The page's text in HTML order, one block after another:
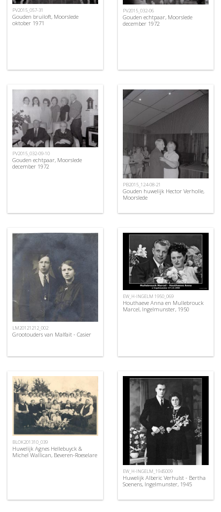
PV2015_057-31
Gouden bruiloft, Moorslede
oktober 1971
PV2015_032-06
Gouden echtpaar, Moorslede
december 1972
PV2015_032-09-10
Gouden echtpaar, Moorslede
december 1972
PB2015_124-08-21
Gouden huwelijk Hector Verholle,
Moorslede
LM20121212_002
Grootouders van Malfait - Casier
EW_H-INGELM 1950_069
Houthaeve Anna en Mullebrouck
Marcel, Ingelmunster, 1950
BLOK201310_039
Huwelijk Agnes Hellebuyck &
Michel Wallican, Beveren-Roeselare
EW_H-INGELM_1945009
Huwelijk Alberic Verhulst - Bertha
Soenens, Ingelmunster, 1945